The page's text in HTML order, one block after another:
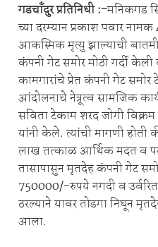
गडचाँदुर प्रतिनिधी :-मनिकगड
च्या दरम्यान प्रकाश पवार नामक
आकस्मिक मृत्यु झाल्याची
कंपनी गेट समोर मोठी गर्दी केली
कामगारांचे प्रेत कंपनी गेट
आंदोलनाचे नेत्रूत्व सामजिक
सविता टेकाम शरद जोगी
यांनी केले. त्यांची मागणी होती
लाख तत्काळ आर्थिक मदत व
तासापासुन मृतदेह कंपनी गेट
750000/-रुपये नगदी व
ठरल्याने यावर तोडगा निघून
आला.